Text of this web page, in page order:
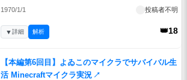
1970/1/1 投稿者不明
👑18
▼詳細 解析
【本編第6回目】よゐこのマイクラでサバイバル生
活 Minecraftマイクラ実況 ↗